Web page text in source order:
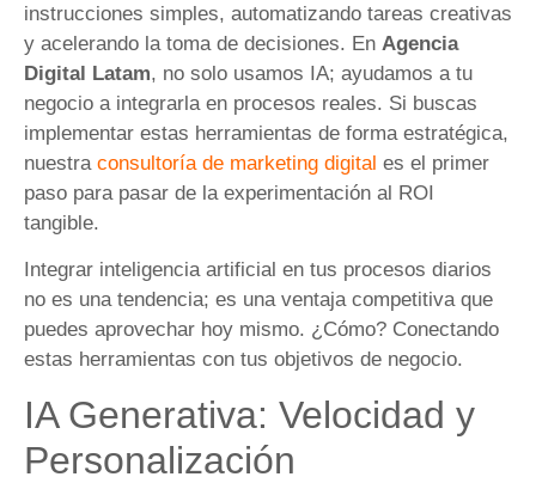
instrucciones simples, automatizando tareas creativas
y acelerando la toma de decisiones. En Agencia
Digital Latam, no solo usamos IA; ayudamos a tu
negocio a integrarla en procesos reales. Si buscas
implementar estas herramientas de forma estratégica,
nuestra consultoría de marketing digital es el primer
paso para pasar de la experimentación al ROI
tangible.
Integrar inteligencia artificial en tus procesos diarios
no es una tendencia; es una ventaja competitiva que
puedes aprovechar hoy mismo. ¿Cómo? Conectando
estas herramientas con tus objetivos de negocio.
IA Generativa: Velocidad y
Personalización